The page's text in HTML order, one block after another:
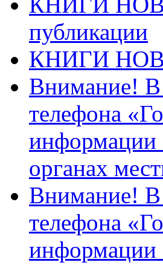
публикации
КНИГИ
Внимание! В
телефона
информации
органах
Внимание! В
телефона
информации